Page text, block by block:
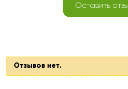
Оставить
Отзывов нет.